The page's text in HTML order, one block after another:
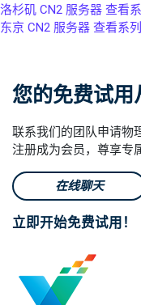
洛杉矶 CN2 服务器 查看
东京 CN2 服务器 查看系
您的免费试用
联系我们的团队申请物
注册成为会员，尊享专
在线聊天
立即开始免费试用！